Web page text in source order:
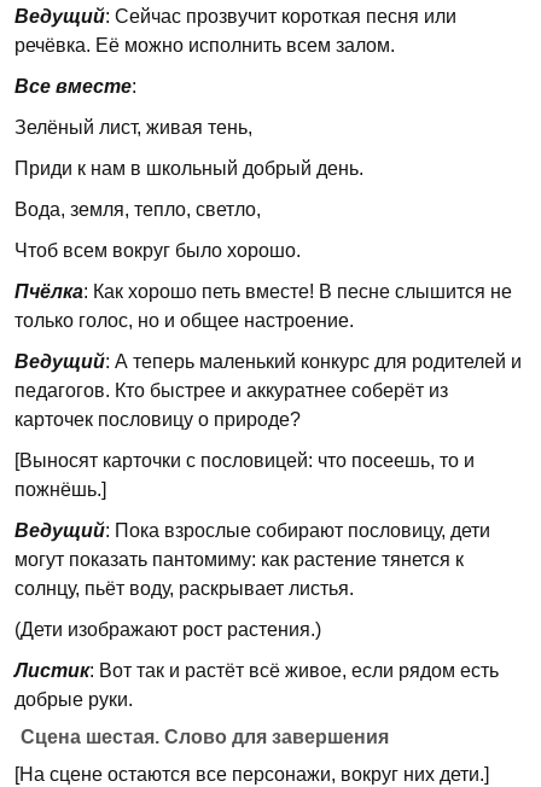
Ведущий: Сейчас прозвучит короткая песня или
речёвка. Её можно исполнить всем залом.
Все вместе:
Зелёный лист, живая тень,
Приди к нам в школьный добрый день.
Вода, земля, тепло, светло,
Чтоб всем вокруг было хорошо.
Пчёлка: Как хорошо петь вместе! В песне слышится не
только голос, но и общее настроение.
Ведущий: А теперь маленький конкурс для родителей и
педагогов. Кто быстрее и аккуратнее соберёт из
карточек пословицу о природе?
[Выносят карточки с пословицей: что посеешь, то и
пожнёшь.]
Ведущий: Пока взрослые собирают пословицу, дети
могут показать пантомиму: как растение тянется к
солнцу, пьёт воду, раскрывает листья.
(Дети изображают рост растения.)
Листик: Вот так и растёт всё живое, если рядом есть
добрые руки.
Сцена шестая. Слово для завершения
[На сцене остаются все персонажи, вокруг них дети.]